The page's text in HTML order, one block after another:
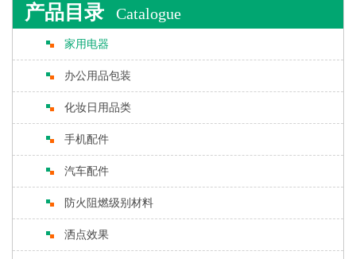
产品目录 Catalogue
家用电器
办公用品包装
化妆日用品类
手机配件
汽车配件
防火阻燃级别材料
洒点效果